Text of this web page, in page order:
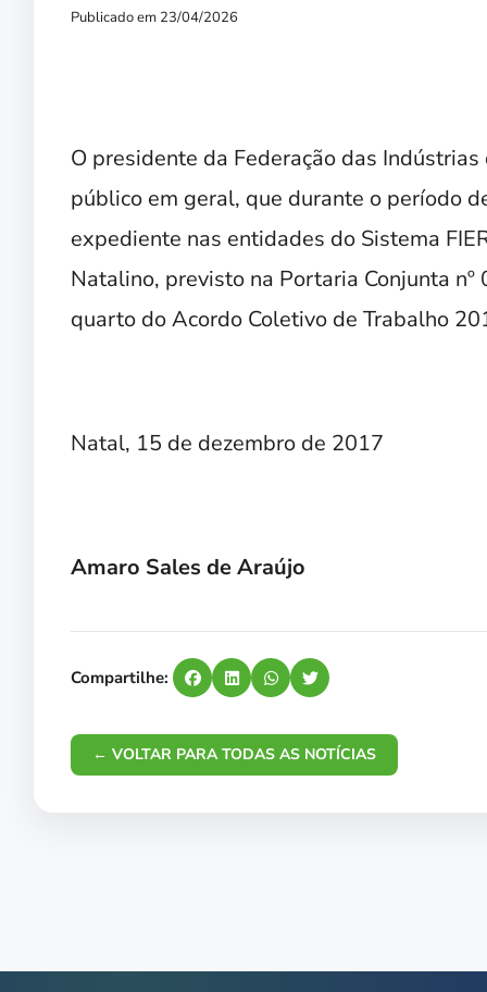
Publicado em 23/04/2026
O presidente da Federação das
público em geral, que durante o período
expediente nas entidades do Sistema
Natalino, previsto na Portaria Conjunta
quarto do Acordo Coletivo de Trabalho
Natal, 15 de dezembro de 2017
Amaro Sales de Araújo
Compartilhe:
← VOLTAR PARA TODAS AS NOTÍCIAS